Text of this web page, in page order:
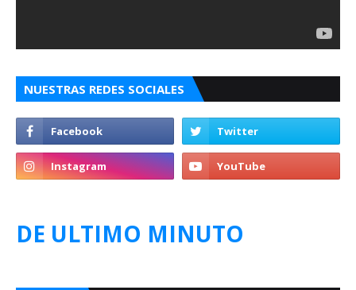
NUESTRAS REDES SOCIALES
DE ULTIMO MINUTO